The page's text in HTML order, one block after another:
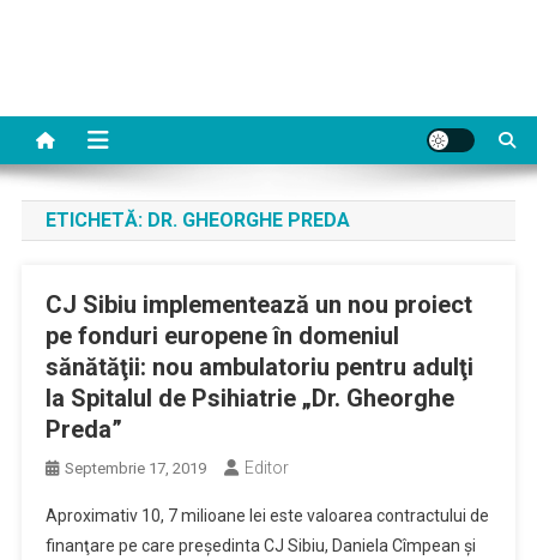
ETICHETĂ: DR. GHEORGHE PREDA
CJ Sibiu implementează un nou proiect
pe fonduri europene în domeniul
sănătăţii: nou ambulatoriu pentru adulţi
la Spitalul de Psihiatrie „Dr. Gheorghe
Preda”
Septembrie 17, 2019 Editor
Aproximativ 10, 7 milioane lei este valoarea contractului de
finanţare pe care preşedinta CJ Sibiu, Daniela Cîmpean şi